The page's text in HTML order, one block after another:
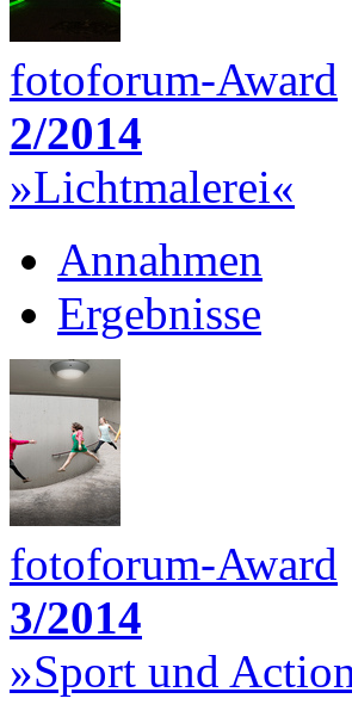
fotoforum-Award
2/2014
»Lichtmalerei«
Annahmen
Ergebnisse
fotoforum-Award
3/2014
»Sport und